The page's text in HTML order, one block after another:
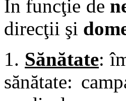
În funcţie de
direcţii şi
1. Sănătate:
sănătate: